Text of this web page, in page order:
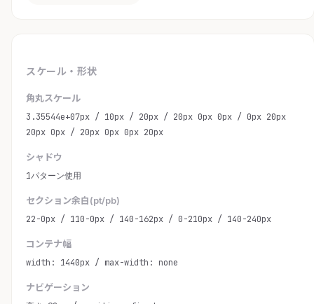
スケール・形状
角丸スケール
3.35544e+07px / 10px / 20px / 20px 0px 0px / 0px 20px
20px 0px / 20px 0px 0px 20px
シャドウ
1パターン使用
セクション余白(pt/pb)
22-0px / 110-0px / 140-162px / 0-210px / 140-240px
コンテナ幅
width: 1440px / max-width: none
ナビゲーション